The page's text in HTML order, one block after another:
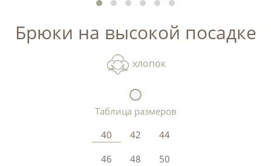
Брюки на высокой посадке
хлопок
Таблица размеров
40
42
44
46
48
50